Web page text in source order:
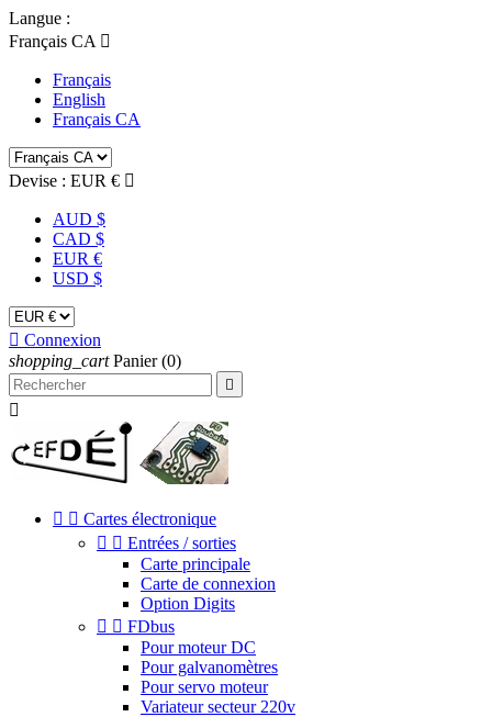
Langue :
Français CA 
Français
English
Français CA
Devise : EUR € 
AUD $
CAD $
EUR €
USD $
 Connexion
shopping_cart Panier (0)


  Cartes électronique
  Entrées / sorties
Carte principale
Carte de connexion
Option Digits
  FDbus
Pour moteur DC
Pour galvanomètres
Pour servo moteur
Variateur secteur 220v